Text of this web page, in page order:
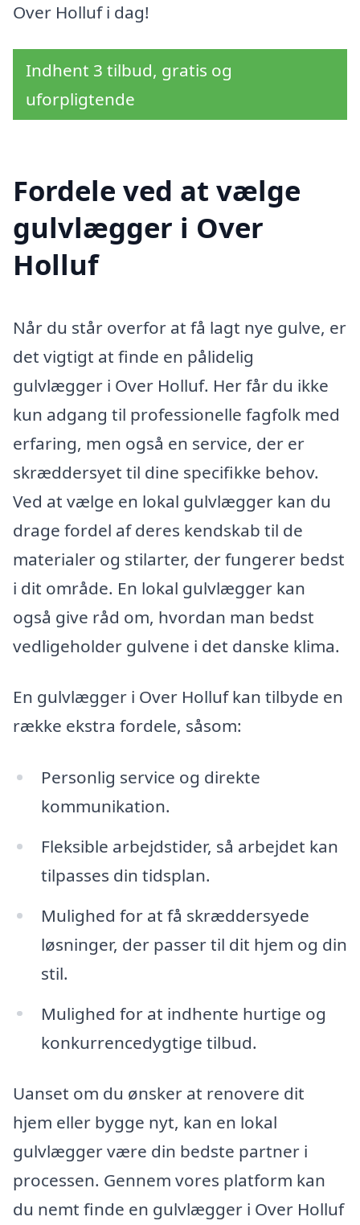
Over Holluf i dag!
Indhent 3 tilbud, gratis og
uforpligtende
Fordele ved at vælge
gulvlægger i Over
Holluf
Når du står overfor at få lagt nye gulve, er
det vigtigt at finde en pålidelig
gulvlægger i Over Holluf. Her får du ikke
kun adgang til professionelle fagfolk med
erfaring, men også en service, der er
skræddersyet til dine specifikke behov.
Ved at vælge en lokal gulvlægger kan du
drage fordel af deres kendskab til de
materialer og stilarter, der fungerer bedst
i dit område. En lokal gulvlægger kan
også give råd om, hvordan man bedst
vedligeholder gulvene i det danske klima.
En gulvlægger i Over Holluf kan tilbyde en
række ekstra fordele, såsom:
Personlig service og direkte
kommunikation.
Fleksible arbejdstider, så arbejdet kan
tilpasses din tidsplan.
Mulighed for at få skræddersyede
løsninger, der passer til dit hjem og din
stil.
Mulighed for at indhente hurtige og
konkurrencedygtige tilbud.
Uanset om du ønsker at renovere dit
hjem eller bygge nyt, kan en lokal
gulvlægger være din bedste partner i
processen. Gennem vores platform kan
du nemt finde en gulvlægger i Over Holluf